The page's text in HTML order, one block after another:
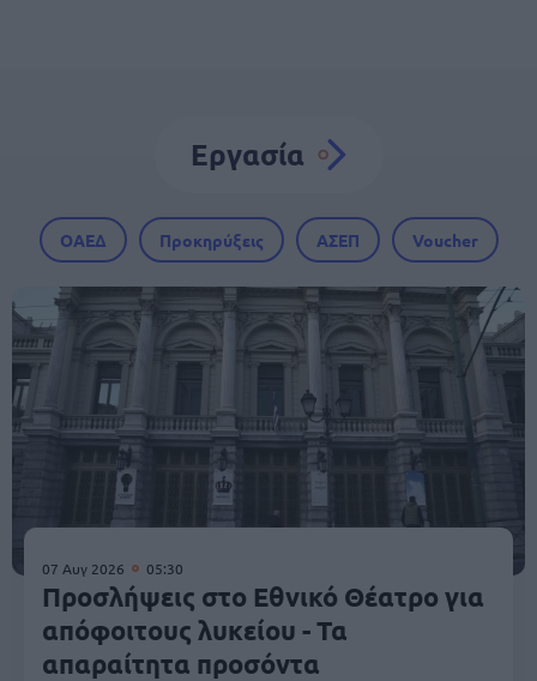
Εργασία
ΟΑΕΔ Προκηρύξεις ΑΣΕΠ Voucher
07 Αυγ 2026 05:30
Προσλήψεις στο Εθνικό Θέατρο για
απόφοιτους λυκείου - Τα
απαραίτητα προσόντα